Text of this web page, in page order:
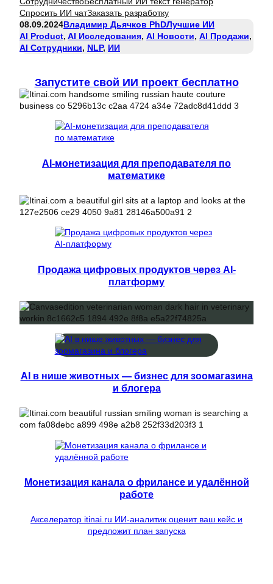
Спросить ИИ чатЗаказать разработку
08.09.2024Владимир Дьячков PhDЛучшие ИИ
AI Product, AI Исследования, AI Новости, AI Продажи
AI Сотрудники, NLP, ИИ
Запустите свой ИИ проект бесплатно
AI-монетизация для преподавателя по
математике
Продажа цифровых продуктов через AI-
платформу
AI в нише животных — бизнес для зоомагазина
и блогера
Монетизация канала о фрилансе и удалённой
работе
Акселератор itinai.ru ИИ-аналитик оценит ваш кейс и
предложит план запуска